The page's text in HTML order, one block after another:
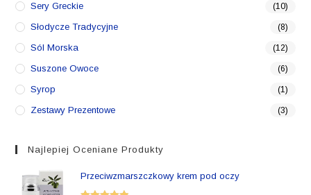
Sery Greckie (10)
Słodycze Tradycyjne (8)
Sól Morska (12)
Suszone Owoce (6)
Syrop (1)
Zestawy Prezentowe (3)
Najlepiej Oceniane Produkty
Przeciwzmarszczkowy krem pod oczy